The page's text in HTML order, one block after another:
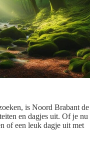
is Noord Brabant de
en dagjes uit. Of je nu
of een leuk dagje uit met